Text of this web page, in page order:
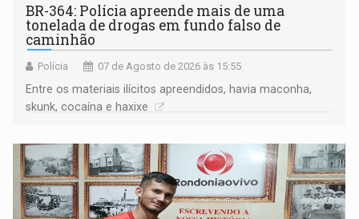
BR-364: Polícia apreende mais de uma
tonelada de drogas em fundo falso de
caminhão
Polícia 07 de Agosto de 2026 às 15:55
Entre os materiais ilícitos apreendidos, havia maconha,
skunk, cocaína e haxixe